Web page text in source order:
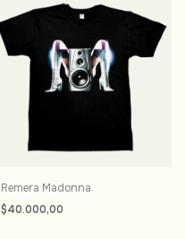
Remera Madonna
$40.000,00